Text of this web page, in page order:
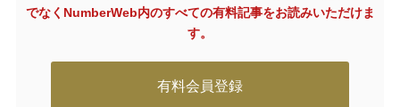
でなく NumberWeb内のすべての有料記事をお読みいただけま
す。
有料会員登録